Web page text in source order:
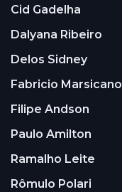
Cid Gadelha
Dalyana Ribeiro
Delos Sidney
Fabricio Marsicano
Filipe Andson
Paulo Amilton
Ramalho Leite
Rômulo Polari